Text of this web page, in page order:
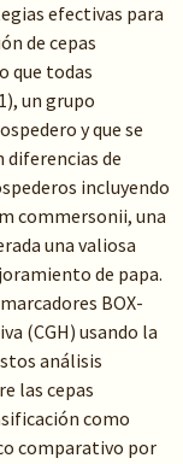
efectivas para
de cepas
que todas
un grupo
y que se
diferencias de
incluyendo
commersonii, una
una valiosa
de papa.
BOX-
(CGH) usando la
análisis
las cepas
como
comparativo por